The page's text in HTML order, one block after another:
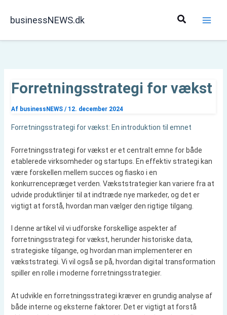
businessNEWS.dk Søg
Forretningsstrategi for vækst
Af businessNEWS / 12. december 2024
Forretningsstrategi for vækst: En introduktion til emnet
Forretningsstrategi for vækst er et centralt emne for både
etablerede virksomheder og startups. En effektiv strategi kan
være forskellen mellem succes og fiasko i en
konkurrencepræget verden. Vækststrategier kan variere fra at
udvide produktlinjer til at indtræde nye markeder, og det er
vigtigt at forstå, hvordan man vælger den rigtige tilgang.
I denne artikel vil vi udforske forskellige aspekter af
forretningsstrategi for vækst, herunder historiske data,
strategiske tilgange, og hvordan man implementerer en
vækststrategi. Vi vil også se på, hvordan digital transformation
spiller en rolle i moderne forretningsstrategier.
At udvikle en forretningsstrategi kræver en grundig analyse af
både interne og eksterne faktorer. Det er vigtigt at forstå